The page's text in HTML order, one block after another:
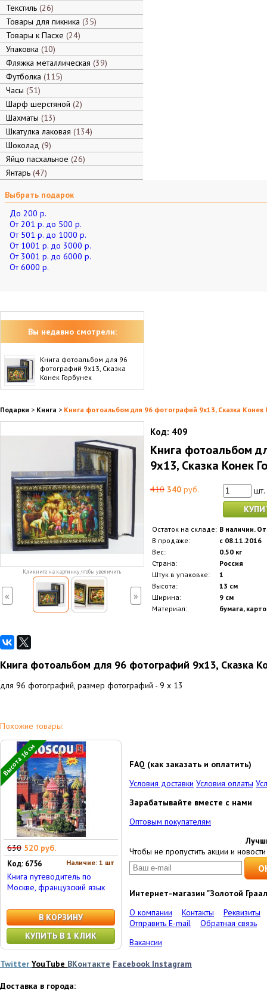
Текстиль 26
Товары для пикника 35
Товары к Пасхе 24
Упаковка 10
Фляжка металлическая 39
Футболка 115
Часы 51
Шарф шерстяной 2
Шахматы 13
Шкатулка лаковая 134
Шоколад 9
Яйцо пасхальное 26
Янтарь 47
Выбрать подарок
До 200 р.
От 201 р. до 500 р.
От 501 р. до 1000 р.
От 1001 р. до 3000 р.
От 3001 р. до 6000 р.
От 6000 р.
Вы недавно смотрели:
Книга фотоальбом для 96
фотографий 9x13, Сказка
Конек Горбунек
Подарки > Книга > Книга фотоальбом для 96 фотографий 9x13, Сказка Конек
Кликните на картинку, чтобы увеличить
« »
Код: 409
Книга фотоальбом
9x13, Сказка Конек
410 340 руб.
шт.
Остаток на складе: В наличии.
В продаже:
с 08.11.2016
Вес:
0.50 кг
Страна:
Россия
Штук в упаковке:
1
Высота:
13 см
Ширина:
9 см
Материал:
бумага,
Книга фотоальбом для 96 фотографий 9x13, Сказка
для 96 фотографий, размер фотографий - 9 x 13
Похожие товары:
Высота 16 см
630 520 руб.
Наличие: 1 шт
Код: 6756
Книга путеводитель по
Москве, французский язык
В КОРЗИНУ
КУПИТЬ В 1 КЛИК
FAQ (как заказать и оплатить)
Условия доставки Условия оплаты
Зарабатывайте вместе с нами
Оптовым покупателям
Чтобы не пропустить акции и
Интернет-магазин "Золотой
О компании
Контакты
Реквизиты
Отправить E-mail
Обратная связь
Вакансии
Twitter YouTube ВКонтакте Facebook Instagram
Доставка в города: